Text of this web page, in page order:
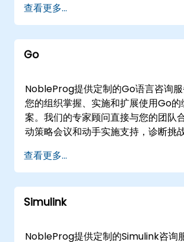
工作流自动化以及金融、银行和保险
应用的Python。 我们的咨询服务还
和框架在机器学习和深度学习项目中
无论您的目标是从头构建新能力，还
型。 这些服务可根据您的运营需求灵
的远程咨询服务通过交互式、安全的
进行，确保从任何位置都能无缝协作
提供现场咨询服务，派遣专家直接前
在我们的企业中心进行会议。
本地咨询合作伙伴。
查看更多...
Go
NobleProg提供定制的Go语言咨询
您的组织掌握、实施和扩展使用Go
案。我们的专家顾问直接与您的团队
动策略会议和动手实施支持，诊断挑
程咨询或线下咨询服务。远程咨询通
式远程桌面进行，使我们的专家能够
环境，无论您身在何处。对于线下参
问可以在的客户场所本地操作，或在
地咨询合作伙伴。
查看更多...
Simulink
NobleProg提供定制的Simulink咨询